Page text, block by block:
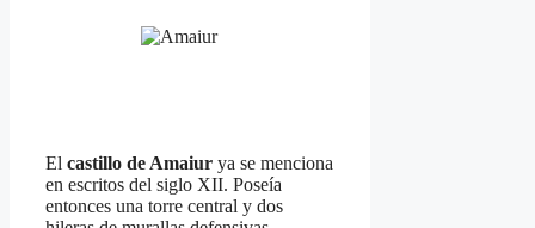
El castillo de Amaiur ya se menciona
en escritos del siglo XII. Poseía
entonces una torre central y dos